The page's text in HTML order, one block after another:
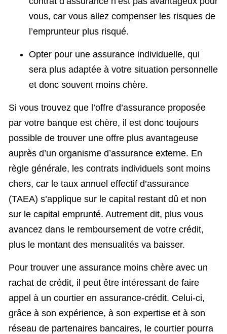
vous, car vous allez compenser les risques de
l’emprunteur plus risqué.
Opter pour une assurance individuelle, qui
sera plus adaptée à votre situation personnelle
et donc souvent moins chère.
Si vous trouvez que l’offre d’assurance proposée
par votre banque est chère, il est donc toujours
possible de trouver une offre plus avantageuse
auprès d’un organisme d’assurance externe. En
règle générale, les contrats individuels sont moins
chers, car le taux annuel effectif d’assurance
(TAEA) s’applique sur le capital restant dû et non
sur le capital emprunté. Autrement dit, plus vous
avancez dans le remboursement de votre crédit,
plus le montant des mensualités va baisser.
Pour trouver une assurance moins chère avec un
rachat de crédit, il peut être intéressant de faire
appel à un courtier en assurance-crédit. Celui-ci,
grâce à son expérience, à son expertise et à son
réseau de partenaires bancaires, le courtier pourra